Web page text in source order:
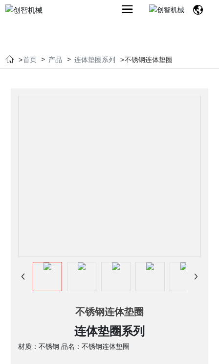
首页 产品 连体垫圈系列 不锈钢连体垫圈
不锈钢连体垫圈
连体垫圈系列
材质：不锈钢 品名：不锈钢连体垫圈